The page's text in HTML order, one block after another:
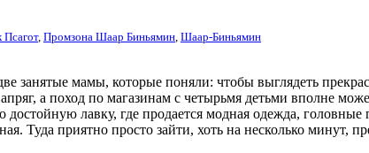
Псагот, Промзона Шаар Биньямин Шаар-Биньямин
занятые мамы, которые поняли: чтобы выглядеть
а поход по магазинам с четырьмя детьми вполне
лавку, где продается модная одежда,
Туда приятно просто зайти, хоть на несколько минут,